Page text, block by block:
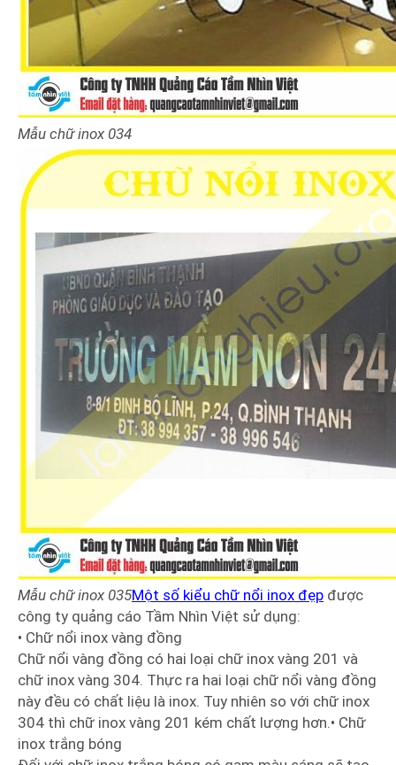
Mẫu chữ inox 034
Mẫu chữ inox 035Một số kiểu chữ nổi inox đẹp được
công ty quảng cáo Tầm Nhìn Việt sử dụng:
• Chữ nổi inox vàng đồng
Chữ nổi vàng đồng có hai loại chữ inox vàng 201 và
chữ inox vàng 304. Thực ra hai loại chữ nổi vàng đồng
này đều có chất liệu là inox. Tuy nhiên so với chữ inox
304 thì chữ inox vàng 201 kém chất lượng hơn.• Chữ
inox trắng bóng